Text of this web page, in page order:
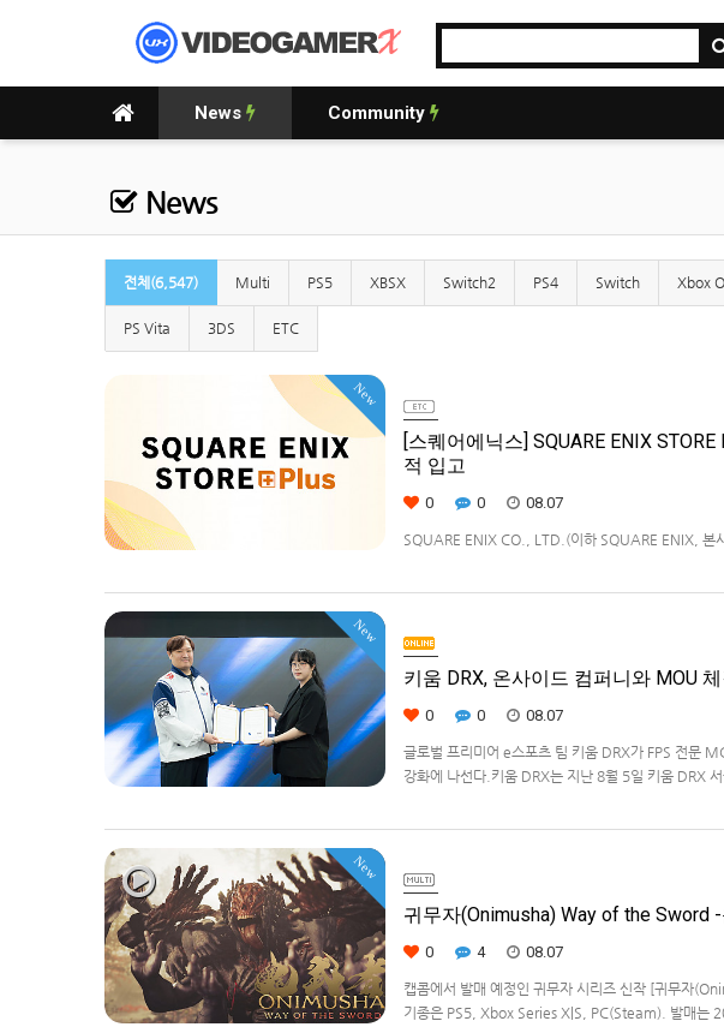
News Community
News
전체(6,547) Multi PS5 XBSX Switch2 PS4 Switch Xbox
PS Vita 3DS ETC
New
[스퀘어에닉스] SQUARE ENIX
적 입고
0 0 08.07
SQUARE ENIX CO., LTD.(이하 SQUARE ENIX, 본
New
키움 DRX, 온사이드 컴퍼니와 MOU
0 0 08.07
글로벌 프리미어 e스포츠 팀 키움 DRX가 FPS 전문
강화에 나선다.키움 DRX는 지난 8월 5일 키움 DRX
New
귀무자(Onimusha) Way of the Sword
0 4 08.07
캡콤에서 발매 예정인 귀무자 시리즈 신작 [귀무자
기종은 PS5, Xbox Series X|S, PC(Steam). 발매는